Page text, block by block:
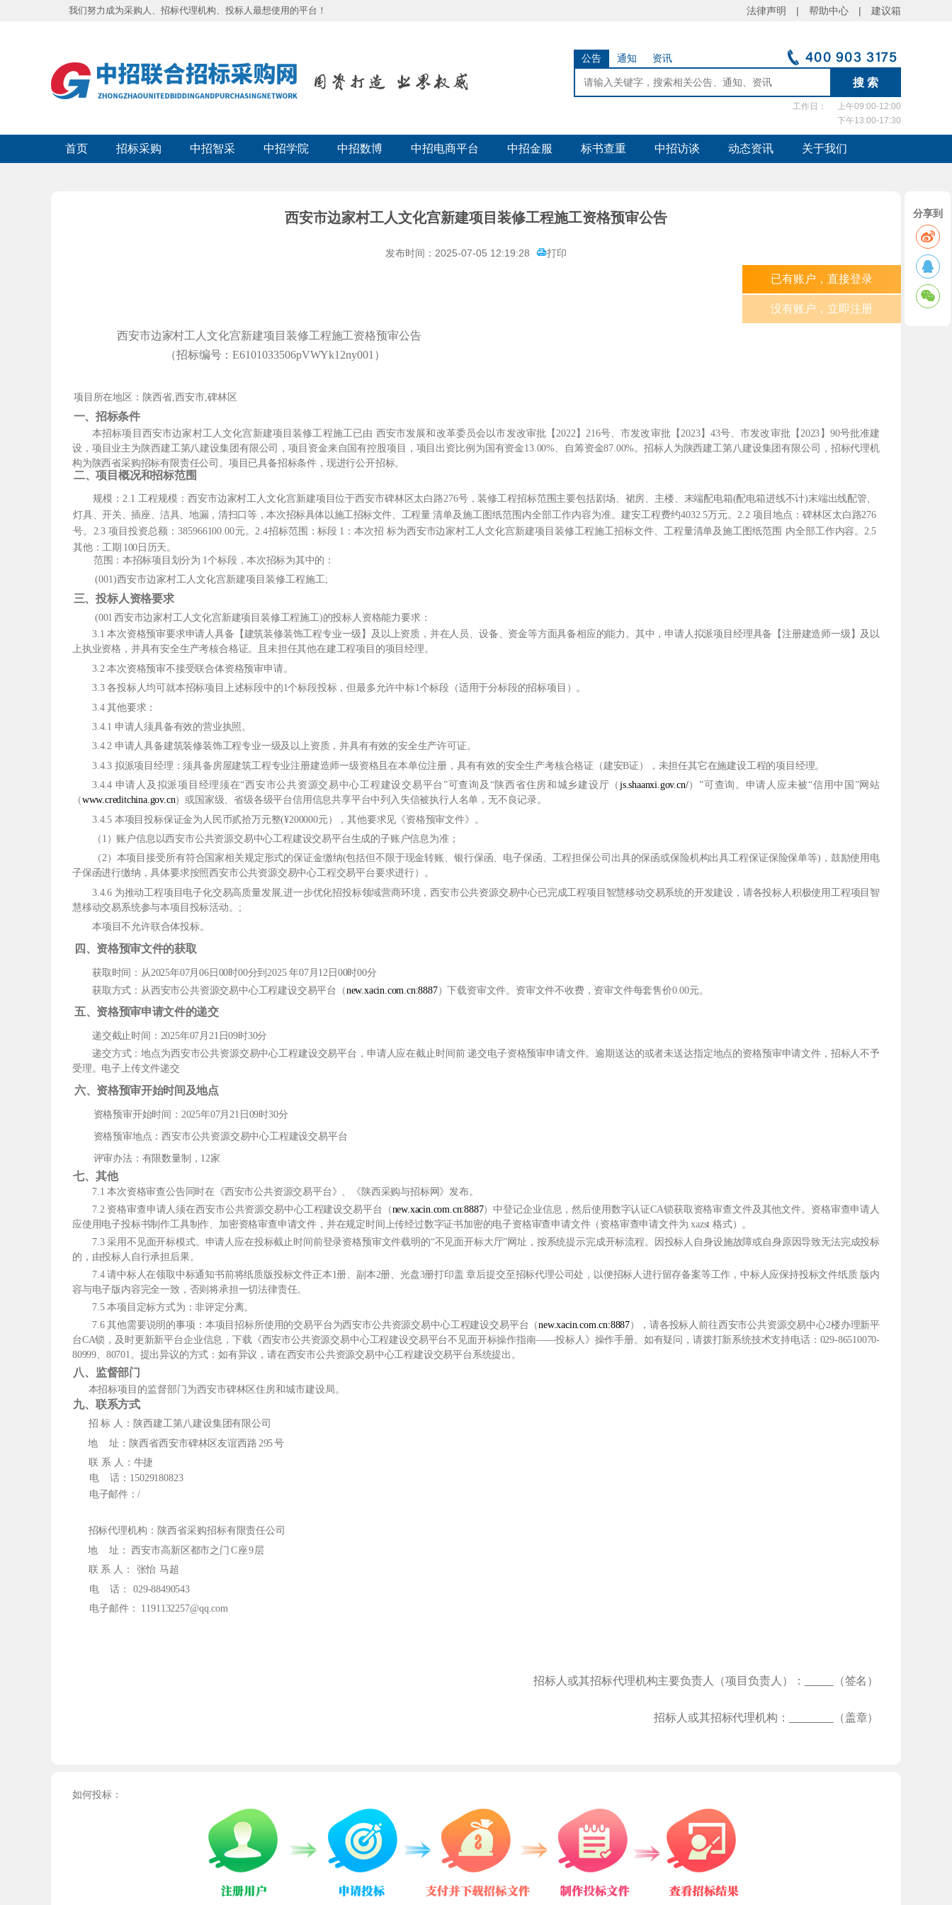
我们努力成为采购人、招标代理机构、投标人最想使用的平台！ 建议箱
帮助中心 |
法律声明 |
公告 通知 资讯
工作日：
上午09:00-12:00
下午13:00-17:30
首页 招标采购 中招智采 中招学院 中招数博 中招电商平台 中招金服 标书查重 中招访谈 动态资讯 关于我们
分享到
西安市边家村工人文化宫新建项目装修工程施工资格预审公告
发布时间：2025-07-05 12:19:28 打印
已有账户，直接登录
没有账户，立即注册
西安市边家村工人文化宫新建项目装修工程施工资格预审公告
（招标编号：E6101033506pVWYk12ny001）
项目所在地区：陕西省,西安市,碑林区
一、招标条件
本招标项目西安市边家村工人文化宫新建项目装修工程施工已由 西安市发展和改革委员会以市发改审批【2022】216号、市发改审批【2023】43号、市发改审批【2023】90号批准建
设，项目业主为陕西建工第八建设集团有限公司，项目资金来自国有控股项目，项目出资比例为国有资金13.00%、自筹资金87.00%。招标人为陕西建工第八建设集团有限公司，招标代理机
构为陕西省采购招标有限责任公司。项目已具备招标条件，现进行公开招标。
二、项目概况和招标范围
规模：2.1 工程规模：西安市边家村工 人文化宫新建项目位于西安市碑林区太白路276号，装修工程招标范围主要包括剧场、裙房 、主楼、末端配电箱(配电箱进线不计)末端出线配管、
灯具、开关、插座、洁具、地漏，清扫口等，本次招标具体以施工招标文件、工程量 清单及施工图纸范围内全部工作内容为准。建安工程费约4032.5万元。2.2 项目地点：碑林区太白路276
号。2.3 项目投资总额：385966100.00元。2.4招标范围：标段 1：本次招 标为西安市边家村工人文化宫新建项目装修工程施工招标文件、工程量清单及施工图纸范围 内全部工作内容。2.5
其他：工期 100日历天。
范围：本招标项目划分为 1个标段，本次招标为其中的：
(001)西安市边家村工人文化宫新建项目装修工程施工;
三、投标人资格要求
(001 西安市边家村工人文化宫新建项目装修工程施工)的投标人资格能力要求：
3.1 本次资格预审要求申请人具备【建筑装修装饰工程专业一级】及以上资质，并在人员、设备、资金等方面具备相应的能力。其中，申请人拟派项目经理具备【注册建造师一级】及以
上执业资格，并具有安全生产考核合格证。且未担任其他在建工程项目的项目经理。
3.2 本次资格预审不接受联合体资格预审申请。
3.3 各投标人均可就本招标项目上述标段中的1个标段投标，但最多允许中标1个标段（适用于分标段的招标项目）。
3.4 其他要求：
3.4.1 申请人须具备有效的营业执照。
3.4.2 申请人具备建筑装修装饰工程专业一级及以上资质，并具有有效的安全生产许可证。
3.4.3 拟派项目经理：须具备房屋建筑工程专业注册建造师一级资格且在本单位注册，具有有效的安全生产考核合格证（建安B证），未担任其它在施建设工程的项目经理。
3.4.4 申请人及拟派项目经理须在“西安市公共资源交易中心工程建设交易平台”可查询及“陕西省住房和城乡建设厅（js.shaanxi.gov.cn/）”可查询。申请人应未被“信用中国”网站
（www.creditchina.gov.cn）或国家级、省级各级平台信用信息共享平台中列入失信被执行人名单，无不良记录。
3.4.5 本项目投标保证金为人民币贰拾万元整(¥200000元），其他要求见《资格预审文件》。
（1）账户信息以西安市公共资源交易中心工程建设交易平台生成的子账户信息为准；
（2）本项目接受所有符合国家相关规定形式的保证金缴纳(包括但不限于现金转账、银行保函、电子保函、工程担保公司出具的保函或保险机构出具工程保证保险保单等)，鼓励使用电
子保函进行缴纳，具体要求按照西安市公共资源交易中心工程交易平台要求进行）。
3.4.6 为推动工程项目电子化交易高质量发展,进一步优化招投标领域营商环境，西安市公共资源交易中心已完成工程项目智慧移动交易系统的开发建设，请各投标人积极使用工程项目智
慧移动交易系统参与本项目投标活动。;
本项目不允许联合体投标。
四、资格预审文件的获取
获取时间：从2025年07月06日00时00分到2025 年07月12日00时00分
获取方式：从西安市公共资源交易中心工程建设交易平台（new.xacin.com.cn:8887）下载资审文件。资审文件不收费，资审文件每套售价0.00元。
五、资格预审申请文件的递交
递交截止时间：2025年07月21日09时30分
递交方式：地点为西安市公共资源交易中心工程建设交易平台，申请人应在截止时间前 递交电子资格预审申请文件。逾期送达的或者未送达指定地点的资格预审申请文件，招标人不予
受理。电子上传文件递交
六、资格预审开始时间及地点
资格预审开始时间：2025年07月21日09时30分
资格预审地点：西安市公共资源交易中心工程建设交易平台
评审办法：有限数量制，12家
七、其他
7.1 本次资格审查公告同时在《西安市公共资源交易平台》、《陕西采购与招标网》发布。
7.2 资格审查申请人须在西安市公共资源交易中心工程建设交易平台（new.xacin.com.cn:8887）中登记企业信息，然后使用数字认证CA锁获取资格审查文件及其他文件。资格审查申请人
应使用电子投标书制作工具制作、加密资格审查申请文件，并在规定时间上传经过数字证书加密的电子资格审查申请文件（资格审查申请文件为.xazst 格式）。
7.3 采用不见面开标模式。申请人应在投标截止时间前登录资格预审文件载明的“不见面开标大厅”网址，按系统提示完成开标流程。因投标人自身设施故障或自身原因导致无法完成投标
的，由投标人自行承担后果。
7.4 请中标人在领取中标通知书前将纸质版投标文件正本1册、副本2册、光盘3册打印盖 章后提交至招标代理公司处，以便招标人进行留存备案等工作，中标人应保持投标文件纸质 版内
容与电子版内容完全一致，否则将承担一切法律责任。
7.5 本项目定标方式为：非评定分离。
7.6 其他需要说明的事项：本项目招标所使用的交易平台为西安市公共资源交易中心工程建设交易平台（new.xacin.com.cn:8887），请各投标人前往西安市公共资源交易中心2楼办理新平
台CA锁，及时更新新平台企业信息，下载《西安市公共资源交易中心工程建设交易平台不见面开标操作指南——投标人》操作手册。如有疑问，请拨打新系统技术支持电话：029-86510070-
80999、80701。提出异议的方式：如有异议，请在西安市公共资源交易中心工程建设交易平台系统提出。
八、监督部门
本招标项目的监督部门为西安市碑林区住房和城市建设局。
九、联系方式
招 标 人：陕西建工第八建设集团有限公司
地
址：陕西省西安市碑林区友谊西路 295号
联 系 人：牛捷
电
话：15029180823
电子邮件：/
招标代理机构：陕西省采购招标有限责任公司
地
址： 西安市高新区都市之门 C座9 层
联 系 人： 张怡 马超
电
话：
029-88490543
电子邮件： 1191132257@qq.com
招标人或其招标代理机构主要负责人（项目负责人 ）： （签名）
招标人或其招标代理机构 ： （盖章）
如何投标：